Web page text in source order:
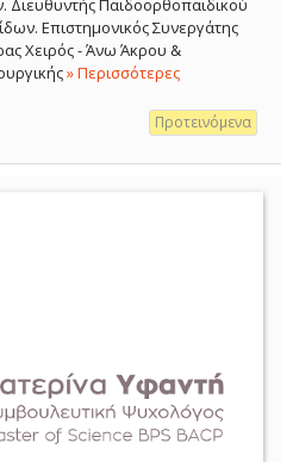
Παιδοορθοπαιδικού
Επιστημονικός Συνεργάτης
Χειρός - Άνω Άκρου &
» Περισσότερες
Προτεινόμενα